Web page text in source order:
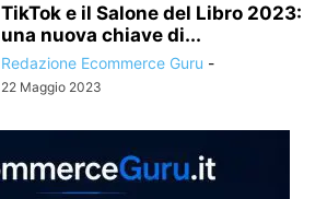
TikTok e il Salone del Libro 2023:
una nuova chiave di...
Redazione Ecommerce Guru -
22 Maggio 2023